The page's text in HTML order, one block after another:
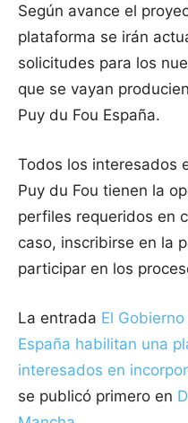
Según avance el
plataforma se irán
solicitudes para los
que se vayan
Puy du Fou España.
Todos los interesados
Puy du Fou tienen la
perfiles requeridos en
caso, inscribirse en la
participar en los
La entrada El
España habilitan una
interesados en
se publicó primero en